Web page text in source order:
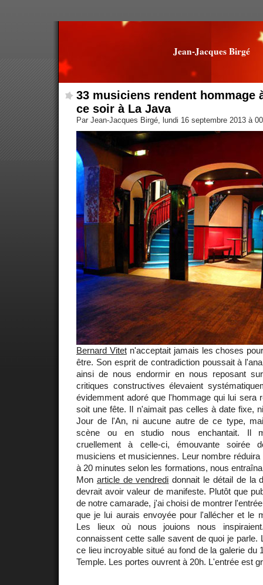
Jean-Jacques Birgé
33 musiciens rendent hommage
ce soir à La Java
Par Jean-Jacques Birgé, lundi 16 septembre 2013 à
Bernard Vitetn'acceptait jamais les choses
être. Son esprit de contradiction poussait à
ainsi de nous endormir en nous reposant
critiques constructives élevaient
évidemment adoré que l'hommage qui lui sera
soit une fête. Il n'aimait pas celles à date fixe,
Jour de l'An, ni aucune autre de ce type,
scène ou en studio nous enchantait. Il
cruellement à celle-ci, émouvante soirée
musiciens et musiciennes. Leur nombre
à 20 minutes selon les formations, nous
Mon article de vendredi donnait le détail de la
devrait avoir valeur de manifeste. Plutôt que
de notre camarade, j'ai choisi de montrer
que je lui aurais envoyée pour l'allécher et le
Les lieux où nous jouions nous
connaissent cette salle savent de quoi je parle.
ce lieu incroyable situé au fond de la galerie du
Temple. Les portes ouvrent à 20h. L'entrée est